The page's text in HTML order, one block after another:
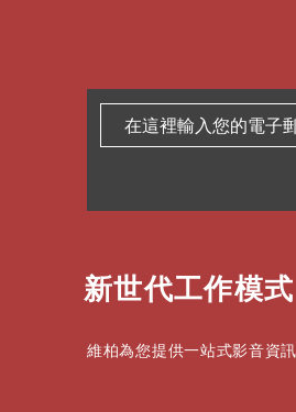
新世代工作模
維柏為您提供一站式影音資訊